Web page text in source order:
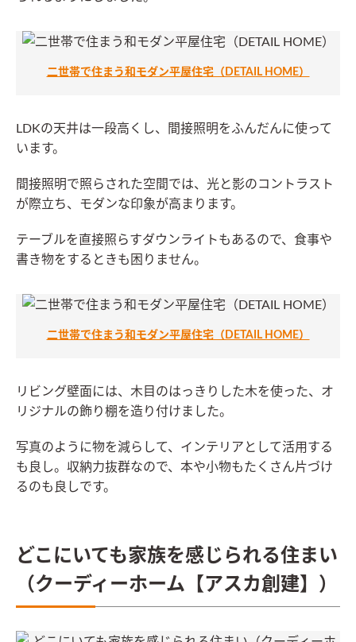
二世帯で住まう和モダン平屋住宅（DETAIL HOME）
LDKの天井は一段高くし、間接照明をふんだんに使って
います。
間接照明で照らされた空間では、光と影のコントラスト
が際立ち、モダンな印象が高まります。
テーブルを直接照らすダウンライトもあるので、食事や
書き物をするときも困りません。
二世帯で住まう和モダン平屋住宅（DETAIL HOME）
リビング壁面には、木目のはっきりした木を使った、オ
リジナルの飾り棚を造り付けました。
写真のように物を減らして、インテリアとして活用する
も良し。収納力抜群なので、本や小物もたくさん片づけ
るのも良しです。
どこにいても家族を感じられる住まい
（クーディーホーム【アスカ創建】）